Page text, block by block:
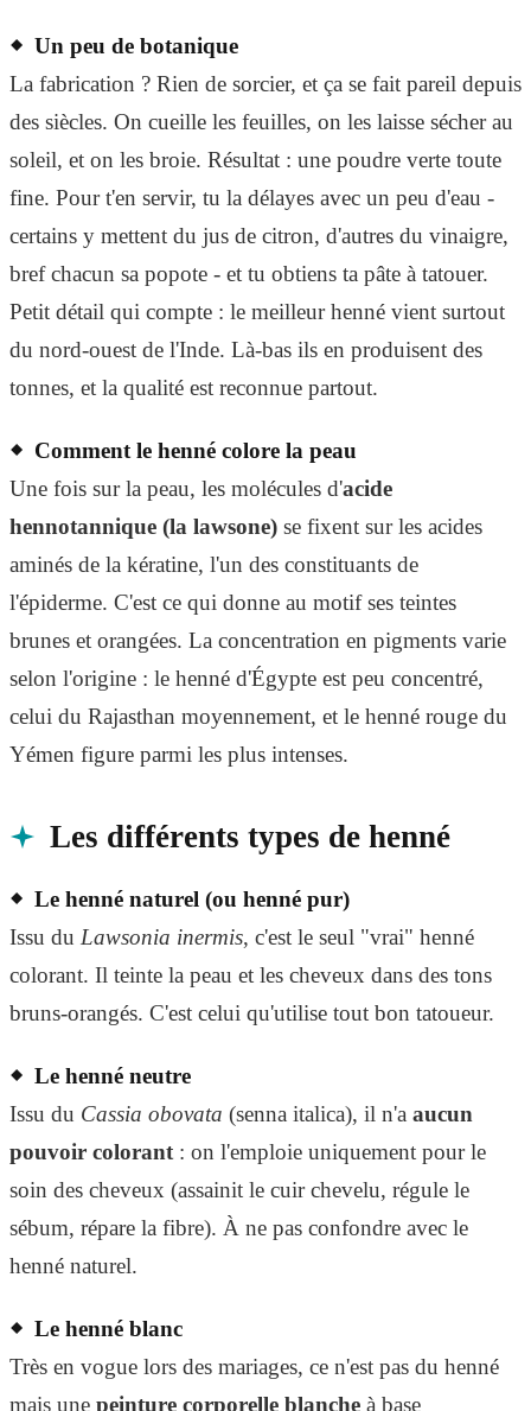
Un peu de botanique
La fabrication ? Rien de sorcier, et ça se fait pareil depuis
des siècles. On cueille les feuilles, on les laisse sécher au
soleil, et on les broie. Résultat : une poudre verte toute
fine. Pour t'en servir, tu la délayes avec un peu d'eau -
certains y mettent du jus de citron, d'autres du vinaigre,
bref chacun sa popote - et tu obtiens ta pâte à tatouer.
Petit détail qui compte : le meilleur henné vient surtout
du nord-ouest de l'Inde. Là-bas ils en produisent des
tonnes, et la qualité est reconnue partout.
Comment le henné colore la peau
Une fois sur la peau, les molécules d'acide
hennotannique (la lawsone) se fixent sur les acides
aminés de la kératine, l'un des constituants de
l'épiderme. C'est ce qui donne au motif ses teintes
brunes et orangées. La concentration en pigments varie
selon l'origine : le henné d'Égypte est peu concentré,
celui du Rajasthan moyennement, et le henné rouge du
Yémen figure parmi les plus intenses.
Les différents types de henné
Le henné naturel (ou henné pur)
Issu du Lawsonia inermis, c'est le seul "vrai" henné
colorant. Il teinte la peau et les cheveux dans des tons
bruns-orangés. C'est celui qu'utilise tout bon tatoueur.
Le henné neutre
Issu du Cassia obovata (senna italica), il n'a aucun
pouvoir colorant: on l'emploie uniquement pour le
soin des cheveux (assainit le cuir chevelu, régule le
sébum, répare la fibre). À ne pas confondre avec le
henné naturel.
Le henné blanc
Très en vogue lors des mariages, ce n'est pas du henné
mais une peinture corporelle blanche à base